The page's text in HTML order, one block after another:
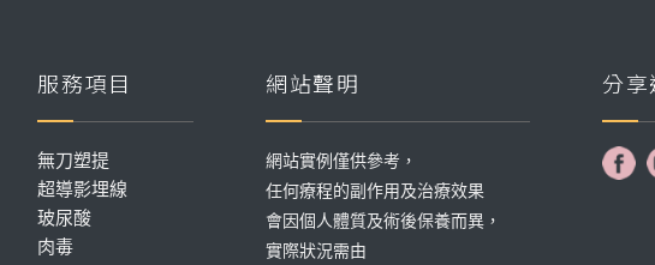
服務項目
無刀塑提
超導影埋線
玻尿酸
肉毒
網站聲明
網站實例僅供參考，
任何療程的副作用及治療效果
會因個人體質及術後保養而異，
實際狀況需由
分